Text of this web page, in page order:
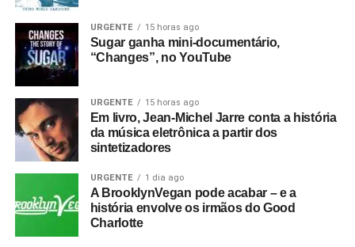
URGENTE 15 horas ago
Sugar ganha mini-documentário,
“Changes”, no YouTube
URGENTE 15 horas ago
Em livro, Jean-Michel Jarre conta a história
da música eletrônica a partir dos
sintetizadores
URGENTE 1 dia ago
A BrooklynVegan pode acabar – e a
história envolve os irmãos do Good
Charlotte